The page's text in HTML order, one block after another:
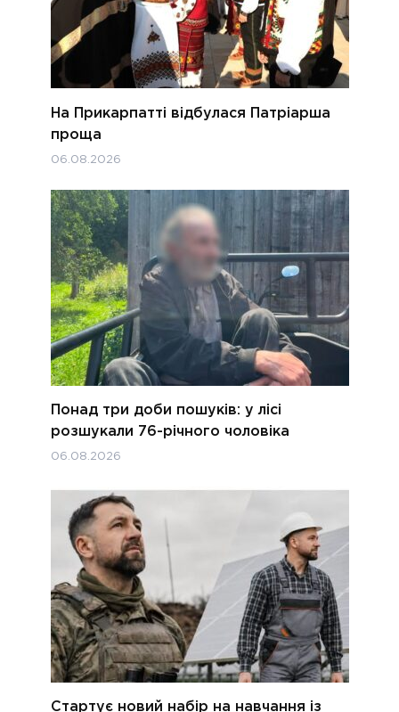
На Прикарпатті відбулася Патріарша
проща
06.08.2026
Понад три доби пошуків: у лісі
розшукали 76-річного чоловіка
06.08.2026
Стартує новий набір на навчання із